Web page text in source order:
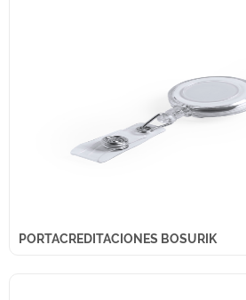
PORTACREDITACIONES BOSURIK